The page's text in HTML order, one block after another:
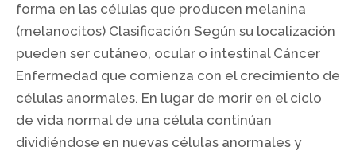
forma en las células que producen melanina
(melanocitos) Clasificación Según su localización
pueden ser cutáneo, ocular o intestinal Cáncer
Enfermedad que comienza con el crecimiento de
células anormales. En lugar de morir en el ciclo
de vida normal de una célula continúan
dividiéndose en nuevas células anormales y